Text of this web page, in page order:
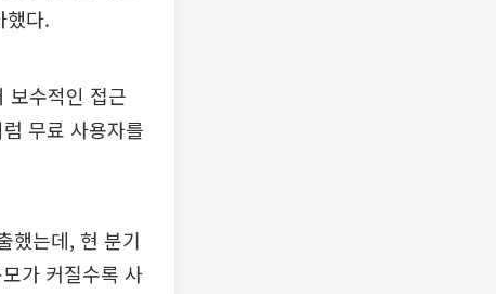
했다.
보수적인 접근
무료 사용자를
했는데, 현 분기
가 커질수록 사